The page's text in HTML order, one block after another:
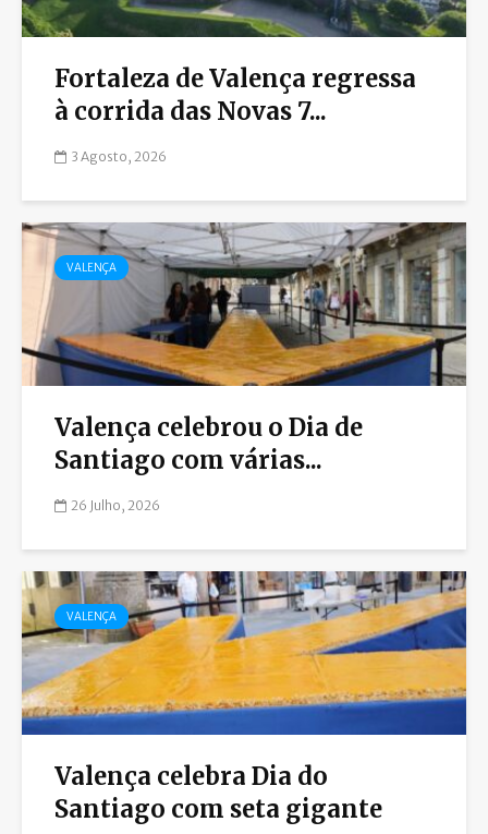
Fortaleza de Valença regressa
à corrida das Novas 7...
3 Agosto, 2026
VALENÇA
Valença celebrou o Dia de
Santiago com várias...
26 Julho, 2026
VALENÇA
Valença celebra Dia do
Santiago com seta gigante